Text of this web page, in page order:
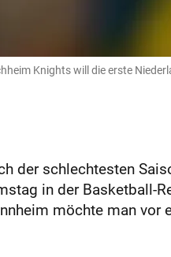
Knights will die erste
der schlechtesten
in der Basketball-
möchte man vor